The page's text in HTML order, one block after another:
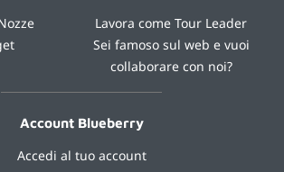
Lavora come Tour Leader
Sei famoso sul web e vuoi
collaborare con noi?
Account Blueberry
Accedi al tuo account